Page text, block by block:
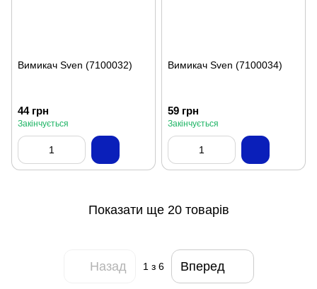
Вимикач Sven (7100032)
44 грн
Закінчується
Вимикач Sven (7100034)
59 грн
Закінчується
Показати ще 20 товарів
Назад 1 з 6 Вперед